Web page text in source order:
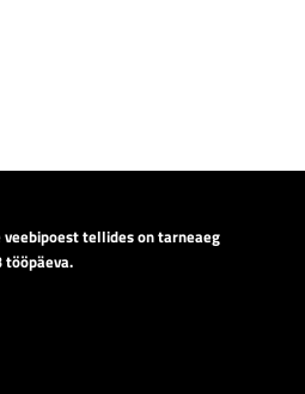
veebipoest tellides on tarneaeg